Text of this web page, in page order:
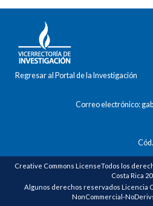
Regresar al Portal de la Investigación
Correo electrónico:
Creative Commons LicenseTodos los
Costa Rica
Algunos derechos reservados Licencia
NonCommercial-